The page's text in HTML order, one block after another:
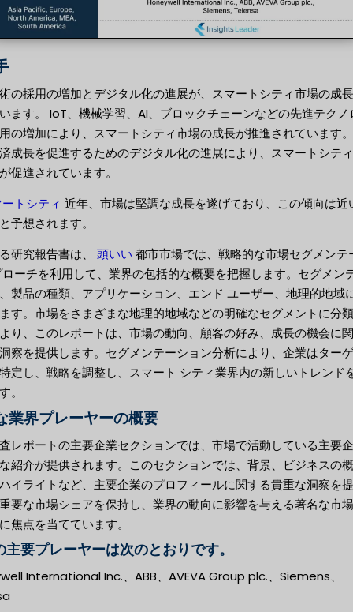
の採用の増加とデジタル化の進展が、スマートシティ市場の成
ます。 IoT、機械学習、AI、ブロックチェーンなどの先進テクノ
の増加により、スマートシティ市場の成長が推進されています
成長を促進するためのデジタル化の進展により、スマートシテ
促進されています。
トシティ 近年、市場は堅調な成長を遂げており、この傾向は近
予想されます。
研究報告書は、 頭いい 都市市場では、戦略的な市場セグメンテ
ーチを利用して、業界の包括的な概要を把握します。セグメン
製品の種類、アプリケーション、エンド ユーザー、地理的地域
す。市場をさまざまな地理的地域などの明確なセグメントに分
り、このレポートは、市場の動向、顧客の好み、成長の機会に
察を提供します。セグメンテーション分析により、企業はター
定し、戦略を調整し、スマート シティ業界内の新しいトレンド
。
業界プレーヤーの概要
レポートの主要企業セクションでは、市場で活動している主要
紹介が提供されます。このセクションでは、背景、ビジネスの
イライトなど、主要企業のプロフィールに関する貴重な洞察を
要な市場シェアを保持し、業界の動向に影響を与える著名な市
焦点を当てています。
主要プレーヤーは次のとおりです。
International Inc.、ABB、AVEVA Group plc.、Siemens、